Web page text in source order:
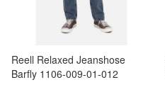
Reell Relaxed Jeanshose
Barfly 1106-009-01-012